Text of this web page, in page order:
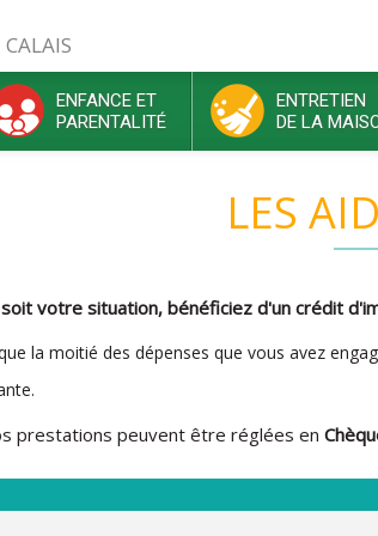
ENFANCE ET
PARENTALITÉ
ENTRETIEN
DE LA
LES
votre situation, bénéficiez d'un crédit
la moitié des dépenses que vous avez
prestations peuvent être réglées en